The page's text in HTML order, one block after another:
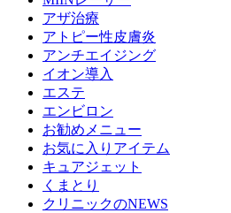
アザ治療
アトピー性皮膚炎
アンチエイジング
イオン導入
エステ
エンビロン
お勧めメニュー
お気に入りアイテム
キュアジェット
くまとり
クリニックのNEWS